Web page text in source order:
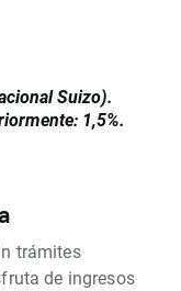
Suizo).
1,5%.
trámites
de ingresos